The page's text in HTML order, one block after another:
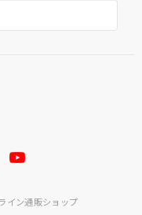
イン通販ショップ